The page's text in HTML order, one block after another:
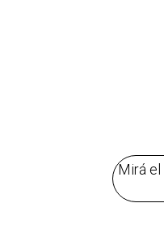
Mirá el